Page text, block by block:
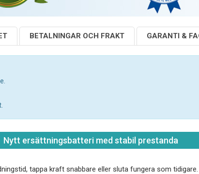
BETALNINGAR OCH FRAKT GARANTI &
Nytt ersättningsbatteri med stabil prestanda
tappa kraft snabbare eller sluta fungera som